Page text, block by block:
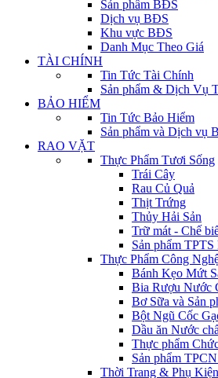
Sản phẩm BĐS
Dịch vụ BĐS
Khu vực BĐS
Danh Mục Theo Giá
TÀI CHÍNH
Tin Tức Tài Chính
Sản phẩm & Dịch Vụ
BẢO HIỂM
Tin Tức Bảo Hiểm
Sản phẩm và Dịch vụ
RAO VẶT
Thực Phẩm Tươi Sống
Trái Cây
Rau Củ Quả
Thịt Trứng
Thủy Hải Sản
Trữ mát - Chế
Sản phẩm TPTS
Thực Phẩm Công
Bánh Kẹo Mứt
Bia Rượu Nước
Bơ Sữa và Sản
Bột Ngũ Cốc
Dầu ăn Nước
Thực phẩm
Sản phẩm
Thời Trang & Phụ Kiện